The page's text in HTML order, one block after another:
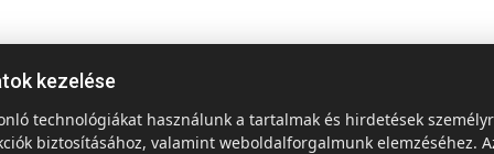
Termékek Emblémázás és szállítás Tech = Kedvező
kezelése
technológiákat használunk a tartalmak és hirdetések
biztosításához, valamint weboldalforgalmunk elemzéséhez.